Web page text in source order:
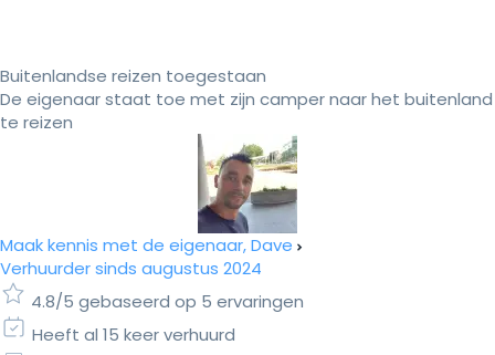
Buitenlandse reizen toegestaan
De eigenaar staat toe met zijn camper naar het buitenland
te reizen
Maak kennis met de eigenaar, Dave
Verhuurder sinds augustus 2024
4.8/5 gebaseerd op 5 ervaringen
Heeft al 15 keer verhuurd